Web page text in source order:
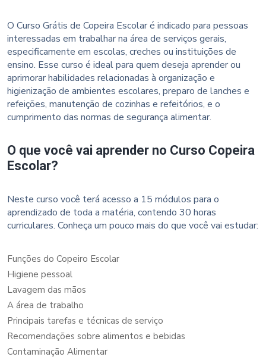
O Curso Grátis de Copeira Escolar é indicado para pessoas
interessadas em trabalhar na área de serviços gerais,
especificamente em escolas, creches ou instituições de
ensino. Esse curso é ideal para quem deseja aprender ou
aprimorar habilidades relacionadas à organização e
higienização de ambientes escolares, preparo de lanches e
refeições, manutenção de cozinhas e refeitórios, e o
cumprimento das normas de segurança alimentar.
O que você vai aprender no Curso Copeira
Escolar?
Neste curso você terá acesso a 15 módulos para o
aprendizado de toda a matéria, contendo 30 horas
curriculares. Conheça um pouco mais do que você vai estudar:
Funções do Copeiro Escolar
Higiene pessoal
Lavagem das mãos
A área de trabalho
Principais tarefas e técnicas de serviço
Recomendações sobre alimentos e bebidas
Contaminação Alimentar